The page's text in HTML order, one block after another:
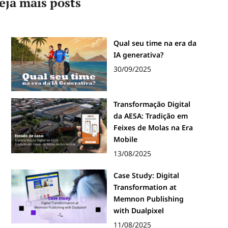
Qual seu time na era da
IA generativa?
30/09/2025
Transformação Digital
da AESA: Tradição em
Feixes de Molas na Era
Mobile
13/08/2025
Case Study: Digital
Transformation at
Memnon Publishing
with Dualpixel
11/08/2025